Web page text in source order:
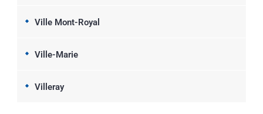
Ville Mont-Royal
Ville-Marie
Villeray